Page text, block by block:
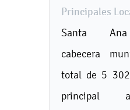
Principales
Santa Ana
cabecera
total de 5
principal